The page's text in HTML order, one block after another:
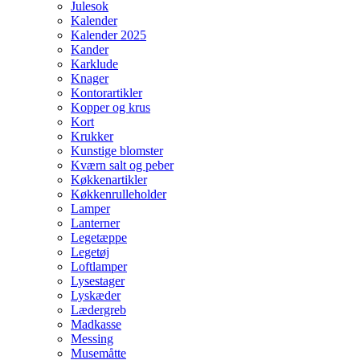
Julesok
Kalender
Kalender 2025
Kander
Karklude
Knager
Kontorartikler
Kopper og krus
Kort
Krukker
Kunstige blomster
Kværn salt og peber
Køkkenartikler
Køkkenrulleholder
Lamper
Lanterner
Legetæppe
Legetøj
Loftlamper
Lysestager
Lyskæder
Lædergreb
Madkasse
Messing
Musemåtte